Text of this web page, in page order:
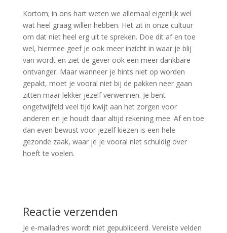
Kortom; in ons hart weten we allemaal eigenlijk wel
wat heel graag willen hebben. Het zit in onze cultuur
om dat niet heel erg uit te spreken. Doe dit af en toe
wel, hiermee geef je ook meer inzicht in waar je blij
van wordt en ziet de gever ook een meer dankbare
ontvanger. Maar wanneer je hints niet op worden
gepakt, moet je vooral niet bij de pakken neer gaan
zitten maar lekker jezelf verwennen. Je bent
ongetwijfeld veel tijd kwijt aan het zorgen voor
anderen en je houdt daar altijd rekening mee. Af en toe
dan even bewust voor jezelf kiezen is een hele
gezonde zaak, waar je je vooral niet schuldig over
hoeft te voelen.
Reactie verzenden
Je e-mailadres wordt niet gepubliceerd. Vereiste velden